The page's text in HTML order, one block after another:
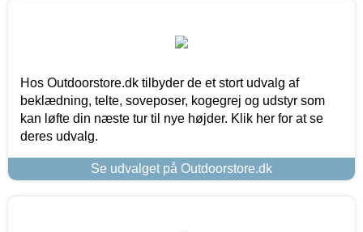
Hos Outdoorstore.dk tilbyder de et stort udvalg af
beklædning, telte, soveposer, kogegrej og udstyr som
kan løfte din næste tur til nye højder. Klik her for at se
deres udvalg.
Se udvalget på Outdoorstore.dk